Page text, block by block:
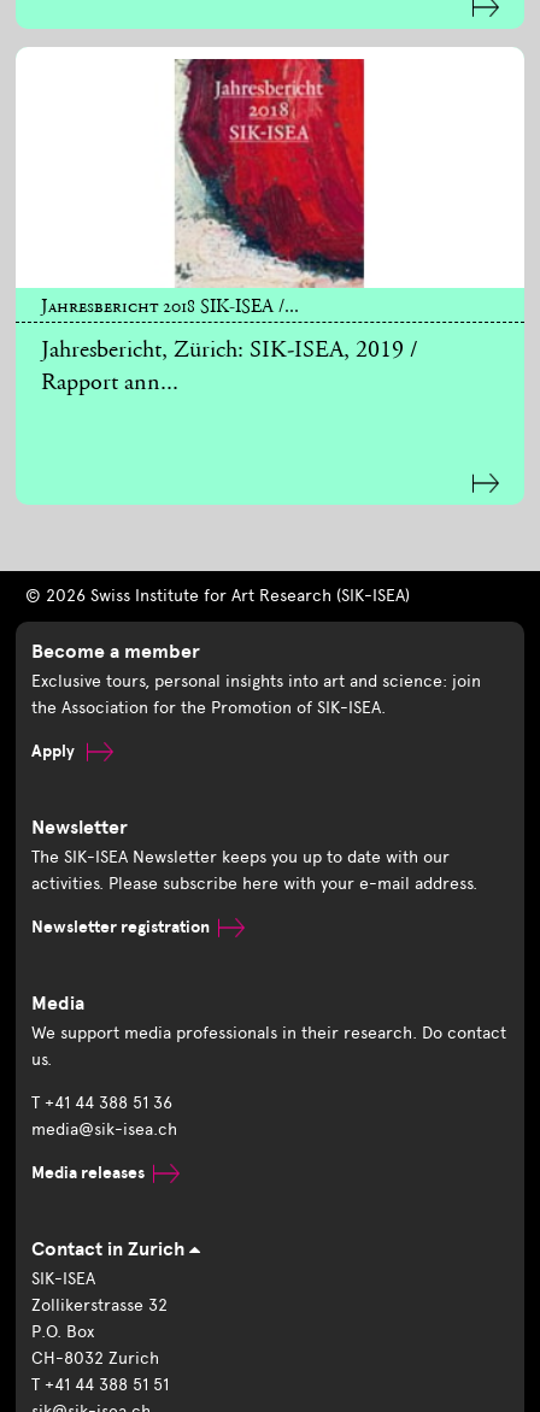
Jahresbericht 2018 SIK-ISEA /...
Jahresbericht, Zürich: SIK-ISEA, 2019 /
Rapport ann...
© 2026 Swiss Institute for Art Research (SIK-ISEA)
Become a member
Exclusive tours, personal insights into art and science: join
the Association for the Promotion of SIK-ISEA.
Apply
Newsletter
The SIK-ISEA Newsletter keeps you up to date with our
activities. Please subscribe here with your e-mail address.
Newsletter registration
Media
We support media professionals in their research. Do contact
us.
T +41 44 388 51 36
media@sik-isea.ch
Media releases
Contact in Zurich
SIK-ISEA
Zollikerstrasse 32
P.O. Box
CH-8032 Zurich
T +41 44 388 51 51